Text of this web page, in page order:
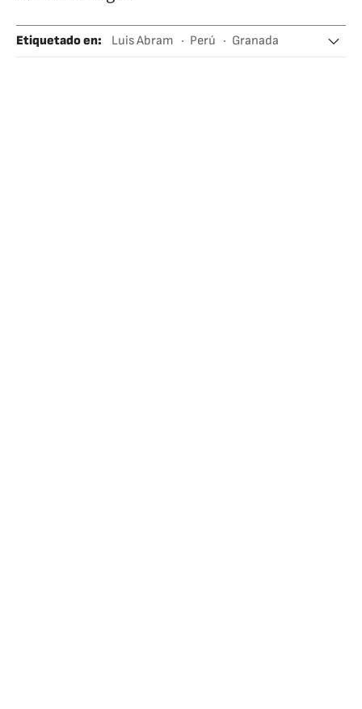
Etiquetado en: Luis Abram Perú
Granada